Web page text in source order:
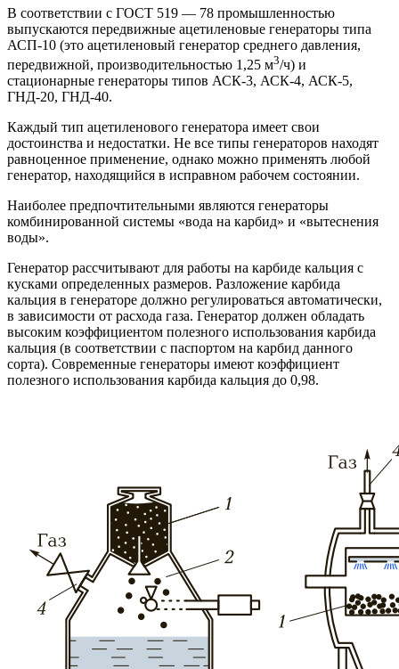
В соответствии с ГОСТ 519 — 78 промышленностью
выпускаются передвижные ацетиленовые генераторы типа
АСП-10 (это ацетиленовый генератор среднего давления,
передвижной, производительностью 1,25 м3/ч) и
стационарные генераторы типов АСК-3, АСК-4, АСК-5,
ГНД-20, ГНД-40.
Каждый тип ацетиленового генератора имеет свои
достоинства и недостатки. Не все типы генераторов находят
равноценное применение, однако можно применять любой
генератор, находящийся в исправном рабочем состоянии.
Наиболее предпочтительными являются генераторы
комбинированной системы «вода на карбид» и «вытеснения
воды».
Генератор рассчитывают для работы на карбиде кальция с
кусками определенных размеров. Разложение карбида
кальция в генераторе должно регулироваться автоматически,
в зависимости от расхода газа. Генератор должен обладать
высоким коэффициентом полезного использования карбида
кальция (в соответствии с паспортом на карбид данного
сорта). Современные генераторы имеют коэффициент
полезного использования карбида кальция до 0,98.